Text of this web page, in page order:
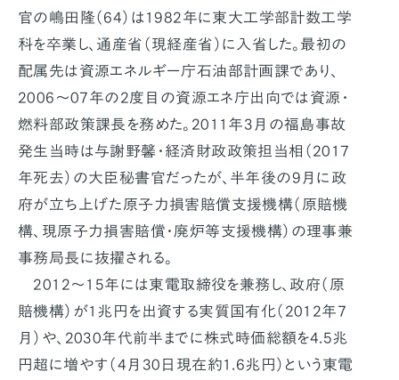
官の嶋田隆（64）は1982年に東大工学部計数工学
科を卒業し、通産省（現経産省）に入省した。最初の
配属先は資源エネルギー庁石油部計画課であり、
2006〜07年の2度目の資源エネ庁出向では資源・
燃料部政策課長を務めた。2011年3月の福島事故
発生当時は与謝野馨・経済財政政策担当相（2017
年死去）の大臣秘書官だったが、半年後の9月に政
府が立ち上げた原子力損害賠償支援機構（原賠機
構、現原子力損害賠償・廃炉等支援機構）の理事兼
事務局長に抜擢される。
2012〜15年には東電取締役を兼務し、政府（原
賠機構）が1兆円を出資する実質国有化（2012年7
月）や、2030年代前半までに株式時価総額を4.5兆
円超に増やす（4月30日現在約1.6兆円）という東電